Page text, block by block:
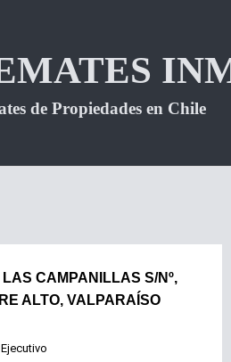
CAMPANILLAS S/Nº,
ALTO, VALPARAÍSO